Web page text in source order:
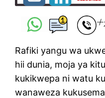
Rafiki yangu wa
hii dunia, moja ya
kukikwepa ni watu
wanaweza